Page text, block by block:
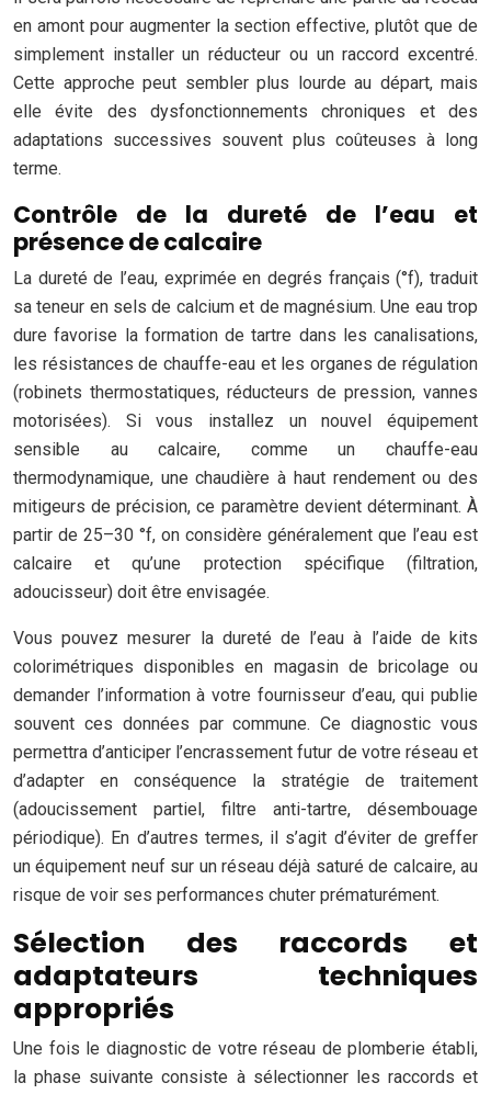
en amont pour augmenter la section effective, plutôt que de
simplement installer un réducteur ou un raccord excentré.
Cette approche peut sembler plus lourde au départ, mais
elle évite des dysfonctionnements chroniques et des
adaptations successives souvent plus coûteuses à long
terme.
Contrôle de la dureté de l’eau et
présence de calcaire
La dureté de l’eau, exprimée en degrés français (°f), traduit
sa teneur en sels de calcium et de magnésium. Une eau trop
dure favorise la formation de tartre dans les canalisations,
les résistances de chauffe-eau et les organes de régulation
(robinets thermostatiques, réducteurs de pression, vannes
motorisées). Si vous installez un nouvel équipement
sensible au calcaire, comme un chauffe-eau
thermodynamique, une chaudière à haut rendement ou des
mitigeurs de précision, ce paramètre devient déterminant. À
partir de 25–30 °f, on considère généralement que l’eau est
calcaire et qu’une protection spécifique (filtration,
adoucisseur) doit être envisagée.
Vous pouvez mesurer la dureté de l’eau à l’aide de kits
colorimétriques disponibles en magasin de bricolage ou
demander l’information à votre fournisseur d’eau, qui publie
souvent ces données par commune. Ce diagnostic vous
permettra d’anticiper l’encrassement futur de votre réseau et
d’adapter en conséquence la stratégie de traitement
(adoucissement partiel, filtre anti-tartre, désembouage
périodique). En d’autres termes, il s’agit d’éviter de greffer
un équipement neuf sur un réseau déjà saturé de calcaire, au
risque de voir ses performances chuter prématurément.
Sélection des raccords et
adaptateurs techniques
appropriés
Une fois le diagnostic de votre réseau de plomberie établi,
la phase suivante consiste à sélectionner les raccords et